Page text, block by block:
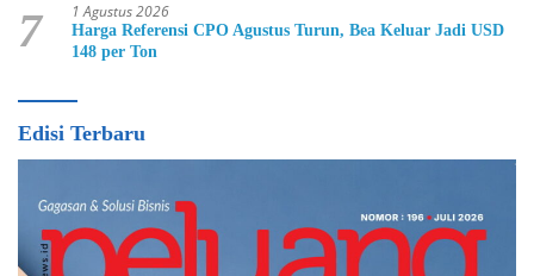
7 1 Agustus 2026
Harga Referensi CPO Agustus Turun, Bea Keluar Jadi USD
148 per Ton
Edisi Terbaru